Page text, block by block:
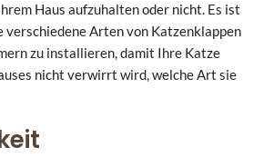
Haus aufzuhalten oder nicht. Es ist
verschiedene Arten von Katzenklappen
zu installieren, damit Ihre Katze
nicht verwirrt wird, welche Art sie